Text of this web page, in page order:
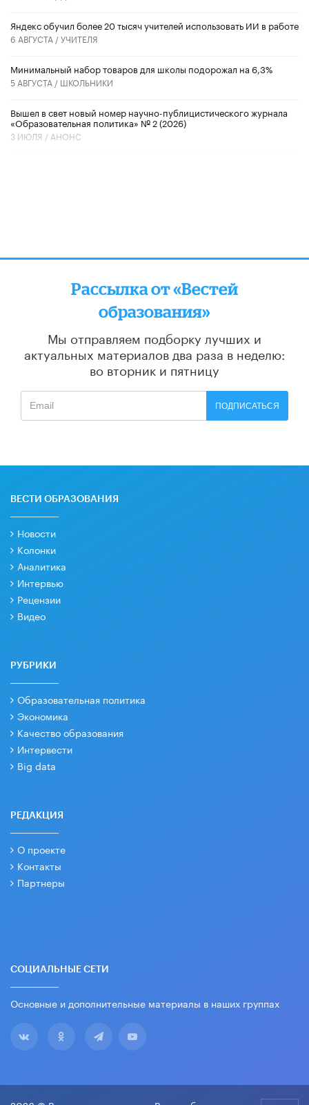
​Яндекс обучил более 20 тысяч учителей использовать ИИ в работе
6 АВГУСТА /УЧИТЕЛЯ
Минимальный набор товаров для школы подорожал на 6,3%
5 АВГУСТА / ШКОЛЬНИКИ
Вышел в свет новый номер научно-публицистического журнала
«Образовательная политика» № 2 (2026)
3 ИЮЛЯ / АНОНС
Рассылка от «Вестей
образования»
Мы отправляем подборку лучших и
актуальных материалов два раза в неделю:
во вторник и пятницу
ПОДПИСАТЬСЯ
ВЕСТИ ОБРАЗОВАНИЯ
Новости
Колонки
Аналитика
Интервью
Рецензии
Видео
РУБРИКИ
Образовательная политика
Экономика
Качество образования
Интервести
Big data
РЕДАКЦИЯ
О проекте
Контакты
Партнеры
СОЦИАЛЬНЫЕ СЕТИ
Основные и дополнительные материалы в наших группах